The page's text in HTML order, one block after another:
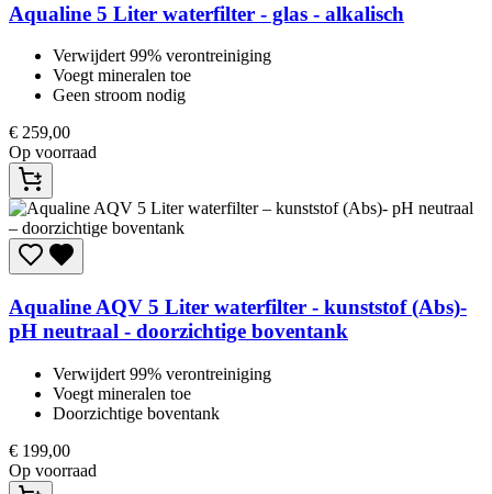
Aqualine 5 Liter waterfilter - glas - alkalisch
Verwijdert 99% verontreiniging
Voegt mineralen toe
Geen stroom nodig​
€ 259,00
Op voorraad
Aqualine AQV 5 Liter waterfilter - kunststof (Abs)-
pH neutraal - doorzichtige boventank
Verwijdert 99% verontreiniging
Voegt mineralen toe
Doorzichtige boventank
€ 199,00
Op voorraad